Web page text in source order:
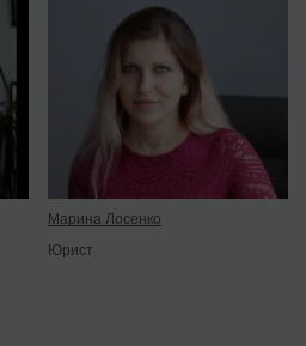
Марина Лосенко
Юрист